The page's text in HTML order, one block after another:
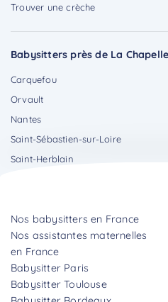
Trouver une crèche
Babysitters près de La
Carquefou
Orvault
Nantes
Saint-Sébastien-sur-Loire
Saint-Herblain
Nos babysitters en France
Nos assistantes maternelles
en France
Babysitter Paris
Babysitter Toulouse